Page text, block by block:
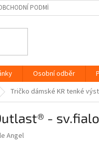
PODMÍNKY
Osobní odběr
Tričko dámské KR tenké
-
Angel